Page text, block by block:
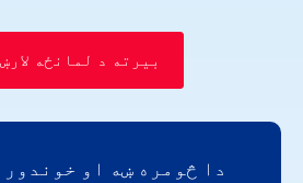
بیرته د لمانځه
دا څومره ښه او خوندور